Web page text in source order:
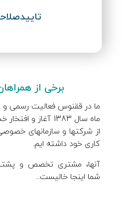
برخی از
ما در ققنوس فعالیت رسمی و
ماه سال 1383 آغاز
از شرکتها و سازمانهای
کاری خود داشته ایم.
آنها، مشتری تخصص و
شما اینجا خالیست...